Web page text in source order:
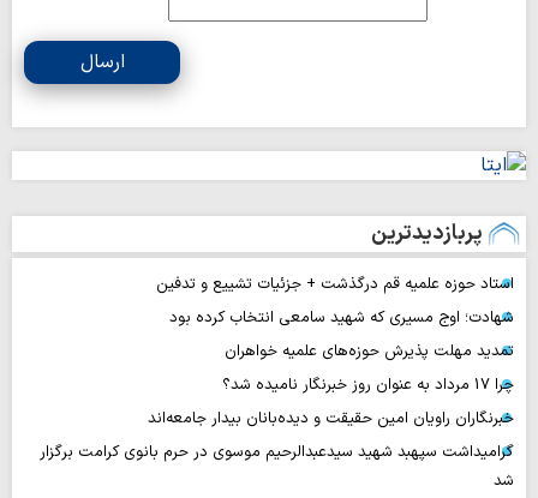
ارسال
پربازدیدترین
استاد حوزه علمیه قم درگذشت + جزئیات تشییع و تدفین
شهادت؛ اوج مسیری که شهید سامعی انتخاب کرده بود
تمدید مهلت پذیرش حوزه‌های علمیه خواهران
چرا 17 مرداد به عنوان روز خبرنگار نامیده شد؟
خبرنگاران راویان امین حقیقت و دیده‌بانان بیدار جامعه‌اند
گرامیداشت سپهبد شهید سیدعبدالرحیم موسوی در حرم بانوی کرامت برگزار
شد